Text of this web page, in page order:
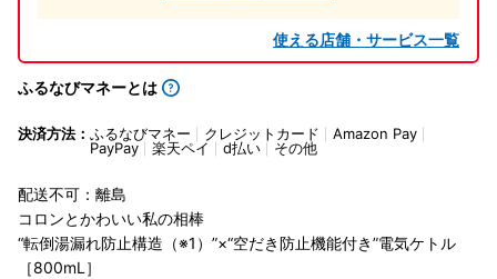
使える店舗・サービス一覧
ふるなびマネーとは
決済方法： ふるなびマネー クレジットカード
Amazon Pay
PayPay
楽天ペイ d払い その他
配送不可：離島
コロンとかわいい私の相棒
“転倒湯漏れ防止構造（※1）”×“空だき防止機能付き”電気ケトル
［800mL］